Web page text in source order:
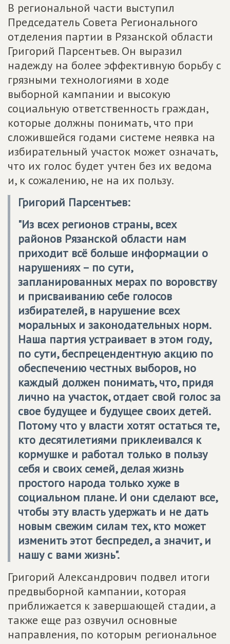
В региональной части выступил
Председатель Совета Регионального
отделения партии в Рязанской области
Григорий Парсентьев. Он выразил
надежду на более эффективную борьбу с
грязными технологиями в ходе
выборной кампании и высокую
социальную ответственность граждан,
которые должны понимать, что при
сложившейся годами системе неявка на
избирательный участок может означать,
что их голос будет учтен без их ведома
и, к сожалению, не на их пользу.
Григорий Парсентьев:
"Из всех регионов страны, всех
районов Рязанской области нам
приходит всё больше информации о
нарушениях – по сути,
запланированных мерах по воровству
и присваиванию себе голосов
избирателей, в нарушение всех
моральных и законодательных норм.
Наша партия устраивает в этом году,
по сути, беспрецендентную акцию по
обеспечению честных выборов, но
каждый должен понимать, что, придя
лично на участок, отдает свой голос за
свое будущее и будущее своих детей.
Потому что у власти хотят остаться те,
кто десятилетиями приклеивался к
кормушке и работал только в пользу
себя и своих семей, делая жизнь
простого народа только хуже в
социальном плане. И они сделают все,
чтобы эту власть удержать и не дать
новым свежим силам тех, кто может
изменить этот беспредел, а значит, и
нашу с вами жизнь".
Григорий Александрович подвел итоги
предвыборной кампании, которая
приближается к завершающей стадии, а
также еще раз озвучил основные
направления, по которым региональное